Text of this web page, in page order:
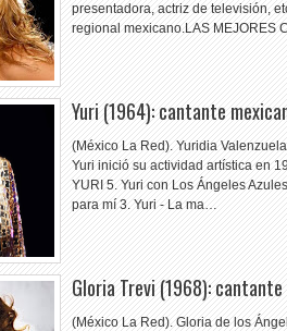
presentadora, actriz de televisión,
regional mexicano.LAS MEJORES
Yuri (1964): cantante
(México La Red). Yuridia
Yuri inició su actividad artística en
YURI 5. Yuri con Los Ángeles
para mí 3. Yuri - La ma…
Gloria Trevi (1968):
(México La Red). Gloria de los